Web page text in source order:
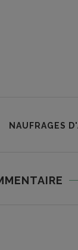
NAUFRAGES